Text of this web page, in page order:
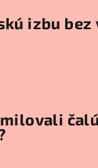
izbu bez